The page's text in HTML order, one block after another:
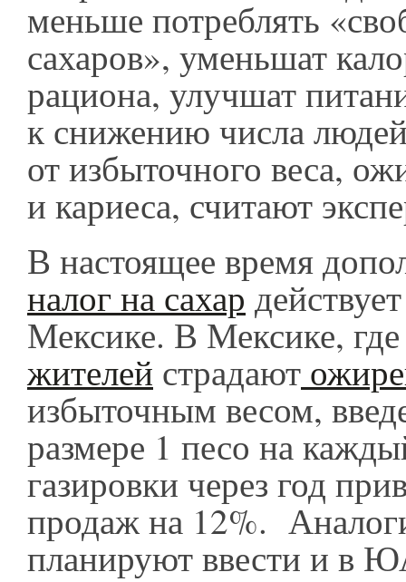
меньше потреблять
сахаров», уменьшат
рациона, улучшат
к снижению числа
от избыточного веса,
и кариеса, считают
В настоящее время
налог на сахар
Мексике. В Мексике,
жителей страдают
избыточным весом,
размере 1 песо на
газировки через год
продаж на 12%.
планируют ввести и в